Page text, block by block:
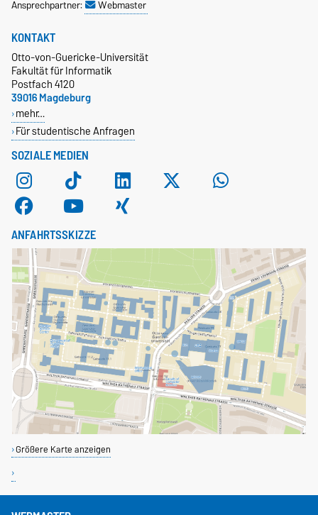
Ansprechpartner:
Webmaster
SOZIALE MEDIEN
KONTAKT
Otto-von-Guericke-Universität
Fakultät für Informatik
Postfach 4120
39016 Magdeburg
mehr…
Für studentische Anfragen
ANFAHRTSSKIZZE
Größere Karte anzeigen